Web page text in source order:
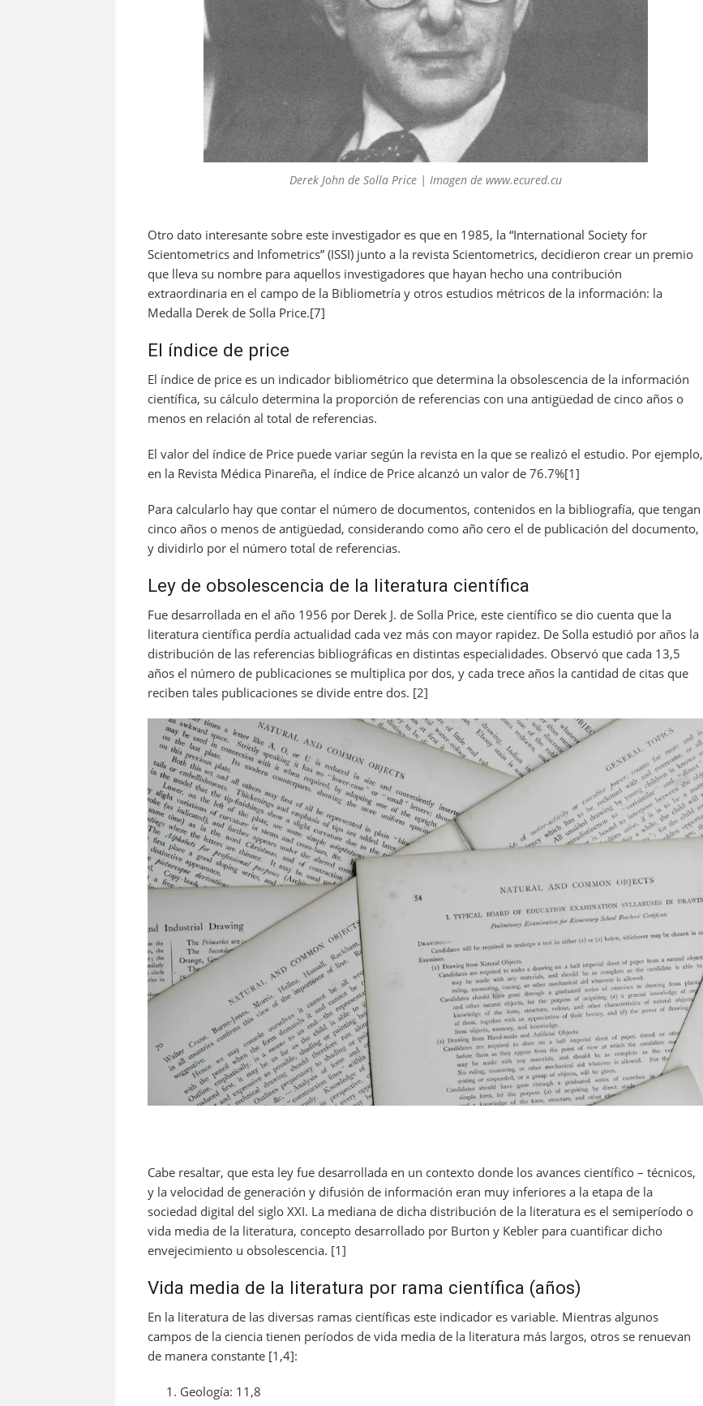
Derek John de Solla Price | Imagen de www.ecured.cu
Otro dato interesante sobre este investigador es que en 1985, la “International Society for
Scientometrics and Infometrics” (ISSI) junto a la revista Scientometrics, decidieron crear un premio
que lleva su nombre para aquellos investigadores que hayan hecho una contribución
extraordinaria en el campo de la Bibliometría y otros estudios métricos de la información: la
Medalla Derek de Solla Price.[7]
El índice de price
El índice de price es un indicador bibliométrico que determina la obsolescencia de la información
científica, su cálculo determina la proporción de referencias con una antigüedad de cinco años o
menos en relación al total de referencias.
El valor del índice de Price puede variar según la revista en la que se realizó el estudio. Por ejemplo,
en la Revista Médica Pinareña, el índice de Price alcanzó un valor de 76.7%[1]
Para calcularlo hay que contar el número de documentos, contenidos en la bibliografía, que tengan
cinco años o menos de antigüedad, considerando como año cero el de publicación del documento,
y dividirlo por el número total de referencias.
Ley de obsolescencia de la literatura científica
Fue desarrollada en el año 1956 por Derek J. de Solla Price, este científico se dio cuenta que la
literatura científica perdía actualidad cada vez más con mayor rapidez. De Solla estudió por años la
distribución de las referencias bibliográficas en distintas especialidades. Observó que cada 13,5
años el número de publicaciones se multiplica por dos, y cada trece años la cantidad de citas que
reciben tales publicaciones se divide entre dos. [2]
Cabe resaltar, que esta ley fue desarrollada en un contexto donde los avances científico – técnicos,
y la velocidad de generación y difusión de información eran muy inferiores a la etapa de la
sociedad digital del siglo XXI. La mediana de dicha distribución de la literatura es el semiperíodo o
vida media de la literatura, concepto desarrollado por Burton y Kebler para cuantificar dicho
envejecimiento u obsolescencia. [1]
Vida media de la literatura por rama científica (años)
En la literatura de las diversas ramas científicas este indicador es variable. Mientras algunos
campos de la ciencia tienen períodos de vida media de la literatura más largos, otros se renuevan
de manera constante [1,4]:
Geología: 11,8